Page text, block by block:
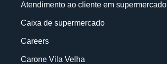
Atendimento ao cliente em supermercado
Caixa de supermercado
Careers
Carone Vila Velha